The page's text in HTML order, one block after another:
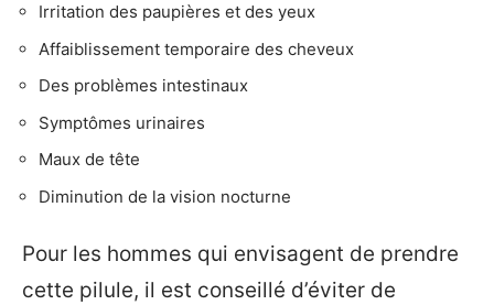
Irritation des paupières et des yeux
Affaiblissement temporaire des cheveux
Des problèmes intestinaux
Symptômes urinaires
Maux de tête
Diminution de la vision nocturne
Pour les hommes qui envisagent de prendre
cette pilule, il est conseillé d’éviter de